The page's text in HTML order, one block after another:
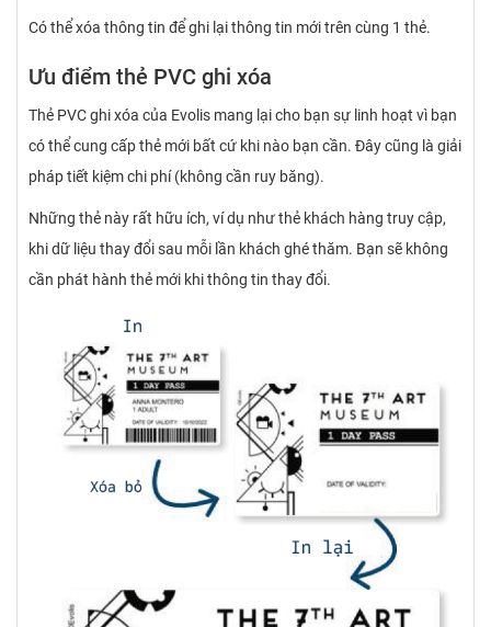
Có thể xóa thông tin để ghi lại thông tin mới trên cùng 1 thẻ.
Ưu điểm thẻ PVC ghi xóa
Thẻ PVC ghi xóa của Evolis mang lại cho bạn sự linh hoạt vì bạn
có thể cung cấp thẻ mới bất cứ khi nào bạn cần. Đây cũng là giải
pháp tiết kiệm chi phí (không cần ruy băng).
Những thẻ này rất hữu ích, ví dụ như thẻ khách hàng truy cập,
khi dữ liệu thay đổi sau mỗi lần khách ghé thăm. Bạn sẽ không
cần phát hành thẻ mới khi thông tin thay đổi.